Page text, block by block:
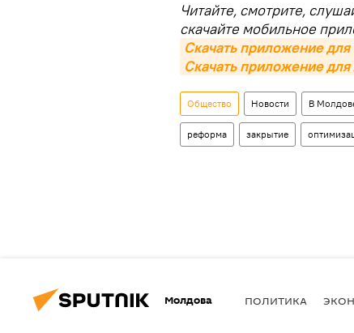
Читайте, смотрите,
скачайте мобильное
Скачать приложение для
Скачать приложение
Общество Новости В
реформа закрытие
Молдова ПОЛИТИКА